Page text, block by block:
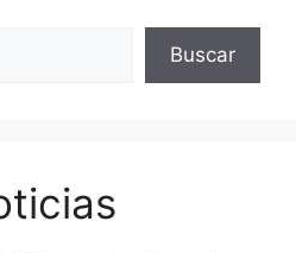
Buscar